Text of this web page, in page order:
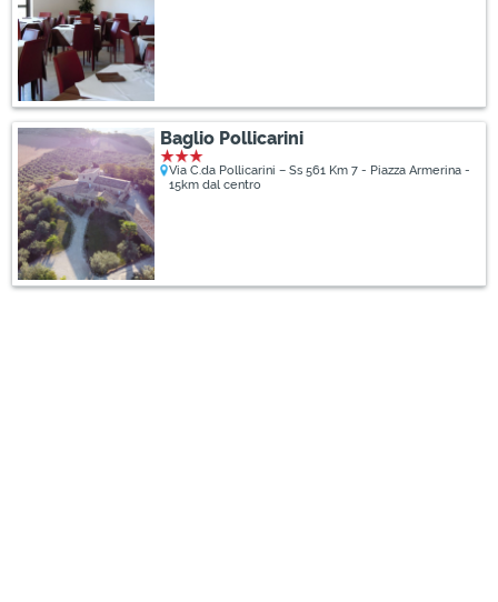
Baglio Pollicarini
Via C.da Pollicarini – Ss 561 Km 7 - Piazza Armerina -
15km dal centro